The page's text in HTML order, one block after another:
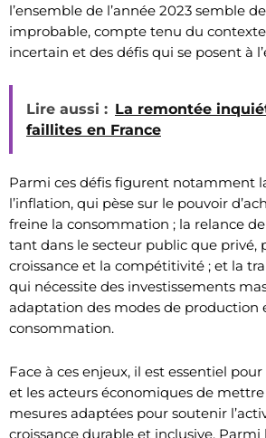
l’ensemble de l’année 2023 semble
improbable, compte tenu du
incertain et des défis qui se posent à
Lire aussi : La remontée
faillites en France
Parmi ces défis figurent notamment
l’inflation, qui pèse sur le pouvoir
freine la consommation ; la relance de
tant dans le secteur public que privé,
croissance et la compétitivité ; et la
qui nécessite des investissements
adaptation des modes de production
consommation.
Face à ces enjeux, il est essentiel
et les acteurs économiques de
mesures adaptées pour soutenir
croissance durable et inclusive. Parmi